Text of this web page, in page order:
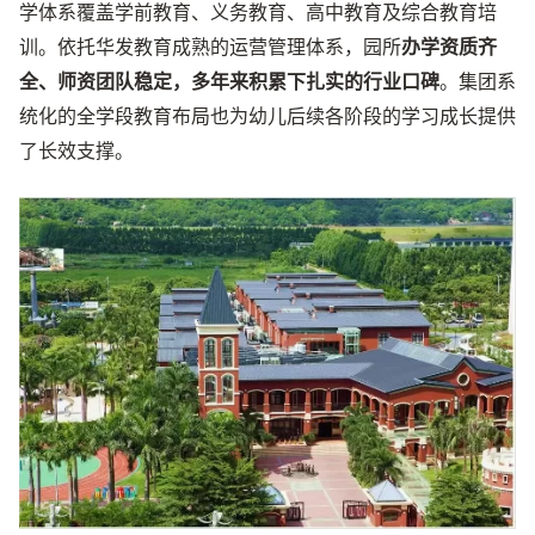
学体系覆盖学前教育、义务教育、高中教育及综合教育培
训。依托华发教育成熟的运营管理体系，园所办学资质齐
全、师资团队稳定，多年来积累下扎实的行业口碑。集团系
统化的全学段教育布局也为幼儿后续各阶段的学习成长提供
了长效支撑。